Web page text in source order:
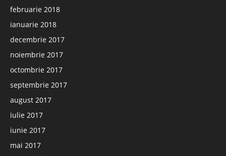
februarie 2018
ianuarie 2018
decembrie 2017
noiembrie 2017
octombrie 2017
septembrie 2017
august 2017
iulie 2017
iunie 2017
mai 2017